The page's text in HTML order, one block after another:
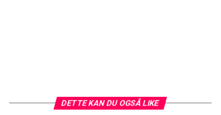
DETTE KAN DU OGSÅ LIKE